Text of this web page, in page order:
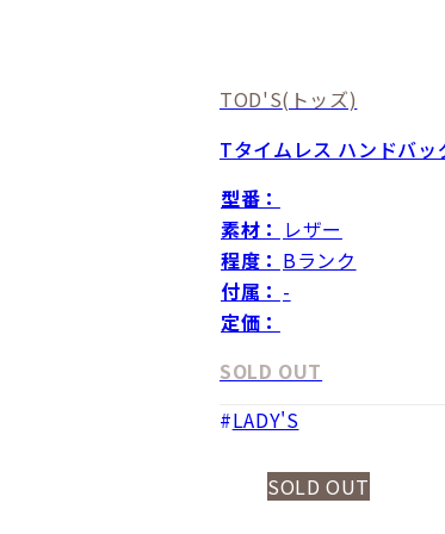
TOD'S(トッズ)
Tタイムレス ハンドバッ
型番：
素材： レザー
程度： Bランク
付属： -
定価：
SOLD OUT
LADY'S
SOLD OUT